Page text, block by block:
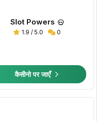
Slot Powers
1.9 / 5.0 0
कैसीनो पर जाएँ